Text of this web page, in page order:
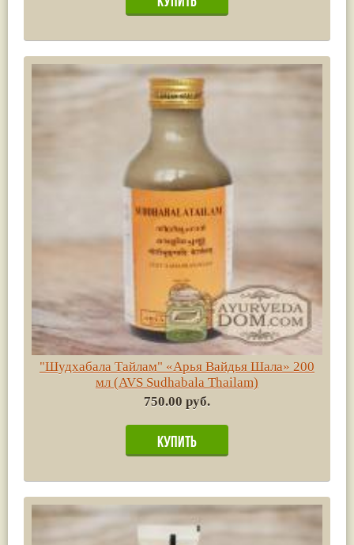
"Шудхабала Тайлам" «Арья Вайдья Шала» 200
мл (AVS Sudhabala Thailam)
750.00 руб.